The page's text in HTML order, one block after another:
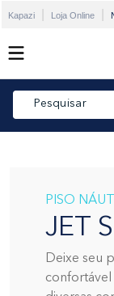
Kapazi Loja Online
Pesquisar
PISO
JET
Deixe seu
confortável
TERMOS
thermo
tapete
º
real 365